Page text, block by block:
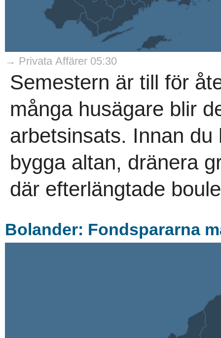
→ Privata Affärer 05:30
Semestern är till för
många husägare blir
arbetsinsats. Innan
bygga altan, dränera
där efterlängtade
Bolander: Fondspararna